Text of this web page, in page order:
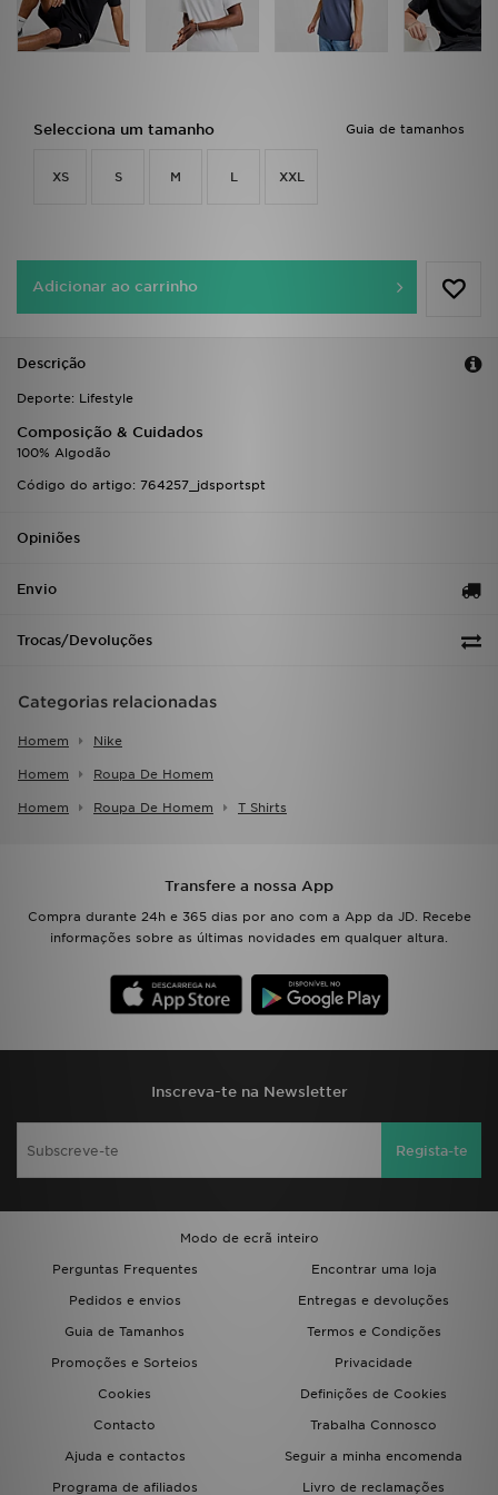
Guia de tamanhos
Selecciona um tamanho
XS S M L XXL
Adicionar ao carrinho
Descrição
Deporte: Lifestyle
Composição & Cuidados
100% Algodão
Código do artigo: 764257_jdsportspt
Opiniões
Envio
Trocas/Devoluções
Categorias relacionadas
Homem Nike
Homem Roupa De Homem
Homem Roupa De Homem T Shirts
Transfere a nossa App
Compra durante 24h e 365 dias por ano com a App da JD. Recebe
informações sobre as últimas novidades em qualquer altura.
Inscreva-te na Newsletter
Regista-te
Modo de ecrã inteiro
Perguntas Frequentes
Encontrar uma loja
Pedidos e envios
Entregas e devoluções
Guia de Tamanhos
Termos e Condições
Promoções e Sorteios
Privacidade
Cookies
Definições de Cookies
Contacto
Trabalha Connosco
Ajuda e contactos
Seguir a minha encomenda
Programa de afiliados
Livro de reclamações
FAQs